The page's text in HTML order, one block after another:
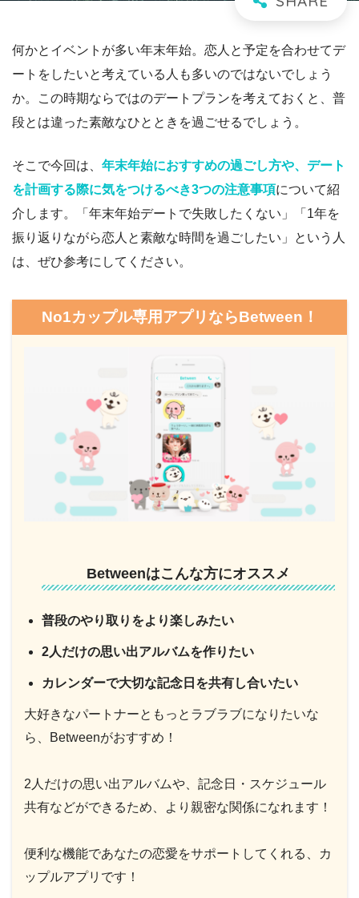
何かとイベントが多い年末年始。恋人と予定を合わせてデ
ートをしたいと考えている人も多いのではないでしょう
か。この時期ならではのデートプランを考えておくと、普
段とは違った素敵なひとときを過ごせるでしょう。
そこで今回は、 年末年始におすすめの過ごし方や、デート
を計画する際に気をつけるべき3つの注意事項について紹
介します。「年末年始デートで失敗したくない」「1年を
振り返りながら恋人と素敵な時間を過ごしたい」という人
は、ぜひ参考にしてください。
No1カップル専用アプリならBetween！
Betweenはこんな方にオススメ
普段のやり取りをより楽しみたい
2人だけの思い出アルバムを作りたい
カレンダーで大切な記念日を共有し合いたい
大好きなパートナーともっとラブラブになりたいな
ら、Betweenがおすすめ！
2人だけの思い出アルバムや、記念日・スケジュール
共有などができるため、より親密な関係になれます！
便利な機能であなたの恋愛をサポートしてくれる、カ
ップルアプリです！